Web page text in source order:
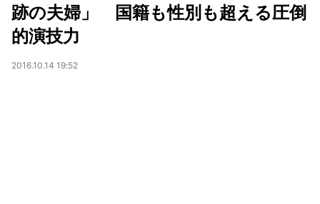
跡の夫婦」 国籍も性別も超える圧倒
的演技力
2016.10.14 19:52